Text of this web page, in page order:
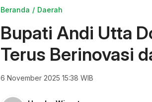
Beranda Daerah
Bupati Andi Utta
Terus Berinovasi
6 November 2025 15:38 WIB